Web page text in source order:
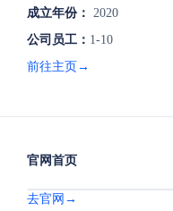
마케팅을 더 편리하고 효
협력을 제공합니다.
成立年份： 2020
公司员工： 1-10
前往主页→
官网首页
去官网→